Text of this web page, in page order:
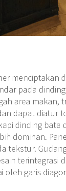
menciptakan
pada
area makan,
dapat
dinding bata
dominan.
tekstur.
terintegrasi
oleh garis